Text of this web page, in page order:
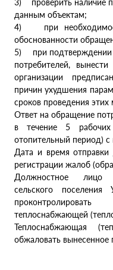
данным объектам;
4) при
обоснованности
5) при подтверждении
потребителей,
организации
причин ухудшения
сроков проведения этих
Ответ на обращение
в течение 5
отопительный период) с
Дата и время
регистрации жалоб
Должностное лицо
сельского поселения
теплоснабжающей
Теплоснабжающая
обжаловать вынесенное